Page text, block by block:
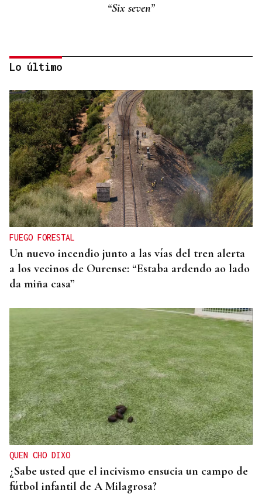
“Six seven”
Eduardo Medrano
Primera carrera de Ascot
Lo último
FUEGO FORESTAL
Un nuevo incendio junto a las vías del tren alerta
a los vecinos de Ourense: “Estaba ardendo ao lado
da miña casa”
QUEN CHO DIXO
¿Sabe usted que el incivismo ensucia un campo de
fútbol infantil de A Milagrosa?